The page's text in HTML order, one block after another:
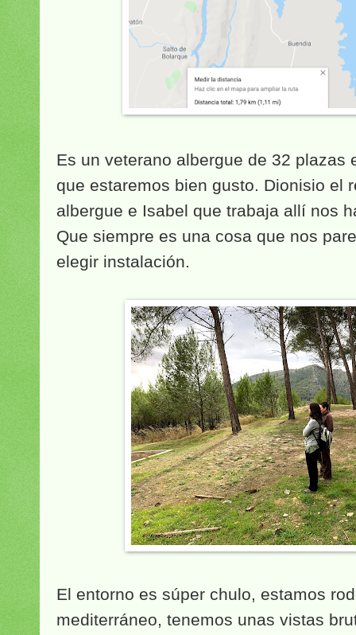
Es un veterano albergue de 32 plazas
que estaremos bien gusto. Dionisio el
albergue e Isabel que trabaja allí nos
Que siempre es una cosa que nos
elegir instalación.
El entorno es súper chulo, estamos
mediterráneo, tenemos unas vistas